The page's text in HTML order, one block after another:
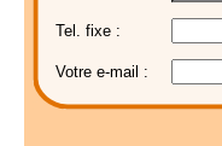
Tel. fixe :
Votre e-mail :